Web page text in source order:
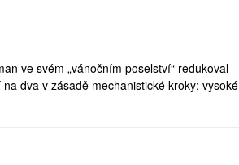
ve svém „vánočním poselství“ redukoval
dva v zásadě mechanistické kroky: vysoké